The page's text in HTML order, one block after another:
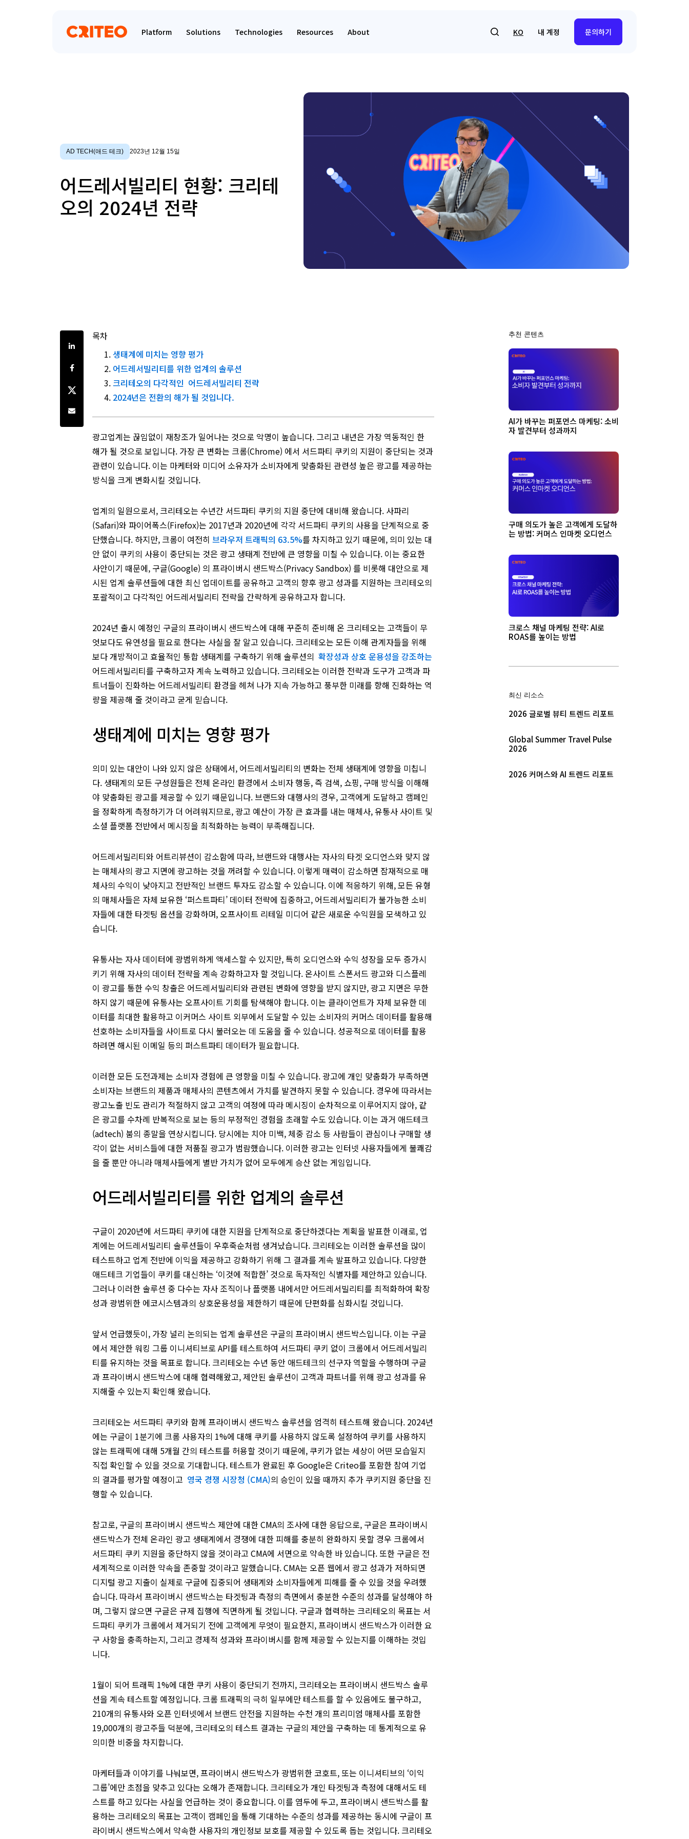
Platform Solutions Technologies Resources About KO 내 계정 문의하기
AD TECH(애드 테크) 2023년 12월 15일
어드레서빌리티 현황: 크리테
오의 2024년 전략
Share on LinkedIn
Share on Facebook
Share on Twitter
Share by e-mail
목차
생태계에 미치는 영향 평가
어드레서빌리티를 위한 업계의 솔루션
크리테오의 다각적인 어드레서빌리티 전략
2024년은 전환의 해가 될 것입니다.
광고업계는 끊임없이 재창조가 일어나는 것으로 악명이 높습니다. 그리고 내년은 가장 역동적인 한
해가 될 것으로 보입니다. 가장 큰 변화는 크롬(Chrome) 에서 서드파티 쿠키의 지원이 중단되는 것과
관련이 있습니다. 이는 마케터와 미디어 소유자가 소비자에게 맞춤화된 관련성 높은 광고를 제공하는
방식을 크게 변화시킬 것입니다.
업계의 일원으로서, 크리테오는 수년간 서드파티 쿠키의 지원 중단에 대비해 왔습니다. 사파리
(Safari)와 파이어폭스(Firefox)는 2017년과 2020년에 각각 서드파티 쿠키의 사용을 단계적으로 중
단했습니다. 하지만, 크롬이 여전히브라우저 트래픽의 63.5%를 차지하고 있기 때문에, 의미 있는 대
안 없이 쿠키의 사용이 중단되는 것은 광고 생태계 전반에 큰 영향을 미칠 수 있습니다. 이는 중요한
사안이기 때문에, 구글(Google) 의 프라이버시 샌드박스(Privacy Sandbox) 를 비롯해 대안으로 제
시된 업계 솔루션들에 대한 최신 업데이트를 공유하고 고객의 향후 광고 성과를 지원하는 크리테오의
포괄적이고 다각적인 어드레서빌리티 전략을 간략하게 공유하고자 합니다.
2024년 출시 예정인 구글의 프라이버시 샌드박스에 대해 꾸준히 준비해 온 크리테오는 고객들이 무
엇보다도 유연성을 필요로 한다는 사실을 잘 알고 있습니다. 크리테오는 모든 이해 관계자들을 위해
보다 개방적이고 효율적인 통합 생태계를 구축하기 위해 솔루션의 확장성과 상호 운용성을 강조하는
어드레서빌리티를 구축하고자 계속 노력하고 있습니다. 크리테오는 이러한 전략과 도구가 고객과 파
트너들이 진화하는 어드레서빌리티 환경을 헤쳐 나가 지속 가능하고 풍부한 미래를 향해 진화하는 역
량을 제공해 줄 것이라고 굳게 믿습니다.
생태계에 미치는 영향 평가
의미 있는 대안이 나와 있지 않은 상태에서, 어드레서빌리티의 변화는 전체 생태계에 영향을 미칩니
다. 생태계의 모든 구성원들은 전체 온라인 환경에서 소비자 행동, 즉 검색, 쇼핑, 구매 방식을 이해해
야 맞춤화된 광고를 제공할 수 있기 때문입니다. 브랜드와 대행사의 경우, 고객에게 도달하고 캠페인
을 정확하게 측정하기가 더 어려워지므로, 광고 예산이 가장 큰 효과를 내는 매체사, 유통사 사이트 및
소셜 플랫폼 전반에서 메시징을 최적화하는 능력이 부족해집니다.
어드레서빌리티와 어트리뷰션이 감소함에 따라, 브랜드와 대행사는 자사의 타겟 오디언스와 맞지 않
는 매체사의 광고 지면에 광고하는 것을 꺼려할 수 있습니다. 이렇게 매력이 감소하면 잠재적으로 매
체사의 수익이 낮아지고 전반적인 브랜드 투자도 감소할 수 있습니다. 이에 적응하기 위해, 모든 유형
의 매체사들은 자체 보유한 ‘퍼스트파티’ 데이터 전략에 집중하고, 어드레서빌리티가 불가능한 소비
자들에 대한 타겟팅 옵션을 강화하며, 오프사이트 리테일 미디어 같은 새로운 수익원을 모색하고 있
습니다.
유통사는 자사 데이터에 광범위하게 액세스할 수 있지만, 특히 오디언스와 수익 성장을 모두 증가시
키기 위해 자사의 데이터 전략을 계속 강화하고자 할 것입니다. 온사이트 스폰서드 광고와 디스플레
이 광고를 통한 수익 창출은 어드레서빌리티와 관련된 변화에 영향을 받지 않지만, 광고 지면은 무한
하지 않기 때문에 유통사는 오프사이트 기회를 탐색해야 합니다. 이는 클라이언트가 자체 보유한 데
이터를 최대한 활용하고 이커머스 사이트 외부에서 도달할 수 있는 소비자의 커머스 데이터를 활용해
선호하는 소비자들을 사이트로 다시 불러오는 데 도움을 줄 수 있습니다. 성공적으로 데이터를 활용
하려면 해시된 이메일 등의 퍼스트파티 데이터가 필요합니다.
이러한 모든 도전과제는 소비자 경험에 큰 영향을 미칠 수 있습니다. 광고에 개인 맞춤화가 부족하면
소비자는 브랜드의 제품과 매체사의 콘텐츠에서 가치를 발견하지 못할 수 있습니다. 경우에 따라서는
광고노출 빈도 관리가 적절하지 않고 고객의 여정에 따라 메시징이 순차적으로 이루어지지 않아, 같
은 광고를 수차례 반복적으로 보는 등의 부정적인 경험을 초래할 수도 있습니다. 이는 과거 애드테크
(adtech) 붐의 종말을 연상시킵니다. 당시에는 치아 미백, 체중 감소 등 사람들이 관심이나 구매할 생
각이 없는 서비스들에 대한 저품질 광고가 범람했습니다. 이러한 광고는 인터넷 사용자들에게 불쾌감
을 줄 뿐만 아니라 매체사들에게 별반 가치가 없어 모두에게 승산 없는 게임입니다.
어드레서빌리티를 위한 업계의 솔루션
구글이 2020년에 서드파티 쿠키에 대한 지원을 단계적으로 중단하겠다는 계획을 발표한 이래로, 업
계에는 어드레서빌리티 솔루션들이 우후죽순처럼 생겨났습니다. 크리테오는 이러한 솔루션을 많이
테스트하고 업계 전반에 이익을 제공하고 강화하기 위해 그 결과를 계속 발표하고 있습니다. 다양한
애드테크 기업들이 쿠키를 대신하는 ‘이것에 적합한’ 것으로 독자적인 식별자를 제안하고 있습니다.
그러나 이러한 솔루션 중 다수는 자사 조직이나 플랫폼 내에서만 어드레서빌리티를 최적화하여 확장
성과 광범위한 에코시스템과의 상호운용성을 제한하기 때문에 단편화를 심화시킬 것입니다.
앞서 언급했듯이, 가장 널리 논의되는 업계 솔루션은 구글의 프라이버시 샌드박스입니다. 이는 구글
에서 제안한 워킹 그룹 이니셔티브로 API를 테스트하여 서드파티 쿠키 없이 크롬에서 어드레서빌리
티를 유지하는 것을 목표로 합니다. 크리테오는 수년 동안 애드테크의 선구자 역할을 수행하며 구글
과 프라이버시 샌드박스에 대해 협력해왔고, 제안된 솔루션이 고객과 파트너를 위해 광고 성과를 유
지해줄 수 있는지 확인해 왔습니다.
크리테오는 서드파티 쿠키와 함께 프라이버시 샌드박스 솔루션을 엄격히 테스트해 왔습니다. 2024년
에는 구글이 1분기에 크롬 사용자의 1%에 대해 쿠키를 사용하지 않도록 설정하여 쿠키를 사용하지
않는 트래픽에 대해 5개월 간의 테스트를 허용할 것이기 때문에, 쿠키가 없는 세상이 어떤 모습일지
직접 확인할 수 있을 것으로 기대합니다. 테스트가 완료된 후 Google은 Criteo를 포함한 참여 기업
의 결과를 평가할 예정이고 영국 경쟁 시장청 (CMA)의 승인이 있을 때까지 추가 쿠키지원 중단을 진
행할 수 있습니다.
참고로, 구글의 프라이버시 샌드박스 제안에 대한 CMA의 조사에 대한 응답으로, 구글은 프라이버시
샌드박스가 전체 온라인 광고 생태계에서 경쟁에 대한 피해를 충분히 완화하지 못할 경우 크롬에서
서드파티 쿠키 지원을 중단하지 않을 것이라고 CMA에 서면으로 약속한 바 있습니다. 또한 구글은 전
세계적으로 이러한 약속을 존중할 것이라고 말했습니다. CMA는 오픈 웹에서 광고 성과가 저하되면
디지털 광고 지출이 실제로 구글에 집중되어 생태계와 소비자들에게 피해를 줄 수 있을 것을 우려했
습니다. 따라서 프라이버시 샌드박스는 타겟팅과 측정의 측면에서 충분한 수준의 성과를 달성해야 하
며, 그렇지 않으면 구글은 규제 집행에 직면하게 될 것입니다. 구글과 협력하는 크리테오의 목표는 서
드파티 쿠키가 크롬에서 제거되기 전에 고객에게 무엇이 필요한지, 프라이버시 샌드박스가 이러한 요
구 사항을 충족하는지, 그리고 경제적 성과와 프라이버시를 함께 제공할 수 있는지를 이해하는 것입
니다.
1월이 되어 트래픽 1%에 대한 쿠키 사용이 중단되기 전까지, 크리테오는 프라이버시 샌드박스 솔루
션을 계속 테스트할 예정입니다. 크롬 트래픽의 극히 일부에만 테스트를 할 수 있음에도 불구하고,
210개의 유통사와 오픈 인터넷에서 브랜드 안전을 지원하는 수천 개의 프리미엄 매체사를 포함한
19,000개의 광고주들 덕분에, 크리테오의 테스트 결과는 구글의 제안을 구축하는 데 통계적으로 유
의미한 비중을 차지합니다.
마케터들과 이야기를 나눠보면, 프라이버시 샌드박스가 광범위한 코호트, 또는 이니셔티브의 ‘이익
그룹’에만 초점을 맞추고 있다는 오해가 존재합니다. 크리테오가 개인 타겟팅과 측정에 대해서도 테
스트를 하고 있다는 사실을 언급하는 것이 중요합니다. 이를 염두에 두고, 프라이버시 샌드박스를 활
용하는 크리테오의 목표는 고객이 캠페인을 통해 기대하는 수준의 성과를 제공하는 동시에 구글이 프
라이버시 샌드박스에서 약속한 사용자의 개인정보 보호를 제공할 수 있도록 돕는 것입니다. 크리테오
추천 콘텐츠
AI가 바꾸는 퍼포먼스 마케팅: 소비
자 발견부터 성과까지
구매 의도가 높은 고객에게 도달하
는 방법: 커머스 인마켓 오디언스
크로스 채널 마케팅 전략: AI로
ROAS를 높이는 방법
최신 리소스
2026 글로벌 뷰티 트렌드 리포트
Global Summer Travel Pulse
2026
2026 커머스와 AI 트렌드 리포트